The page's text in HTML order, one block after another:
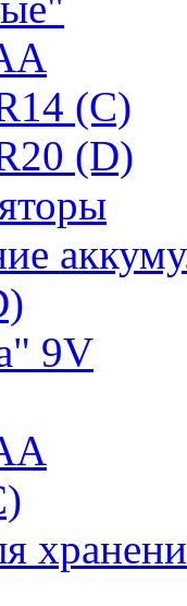
(C)
(D)
9V